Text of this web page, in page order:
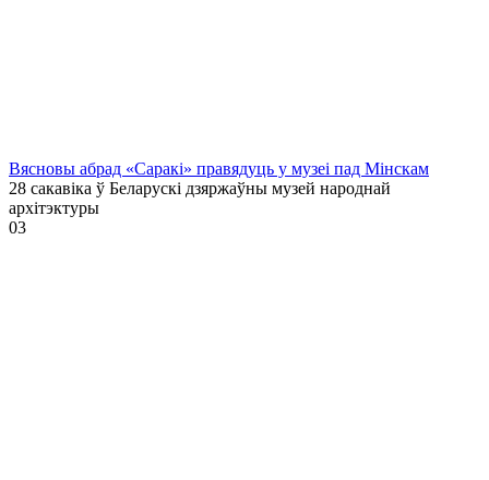
Вясновы абрад «Саракі» правядуць у музеі пад Мінскам
28 сакавіка ў Беларускі дзяржаўны музей народнай
архітэктуры
03